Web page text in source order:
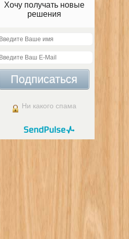
Хочу получать новые
решения
Подписаться
Ни какого спама